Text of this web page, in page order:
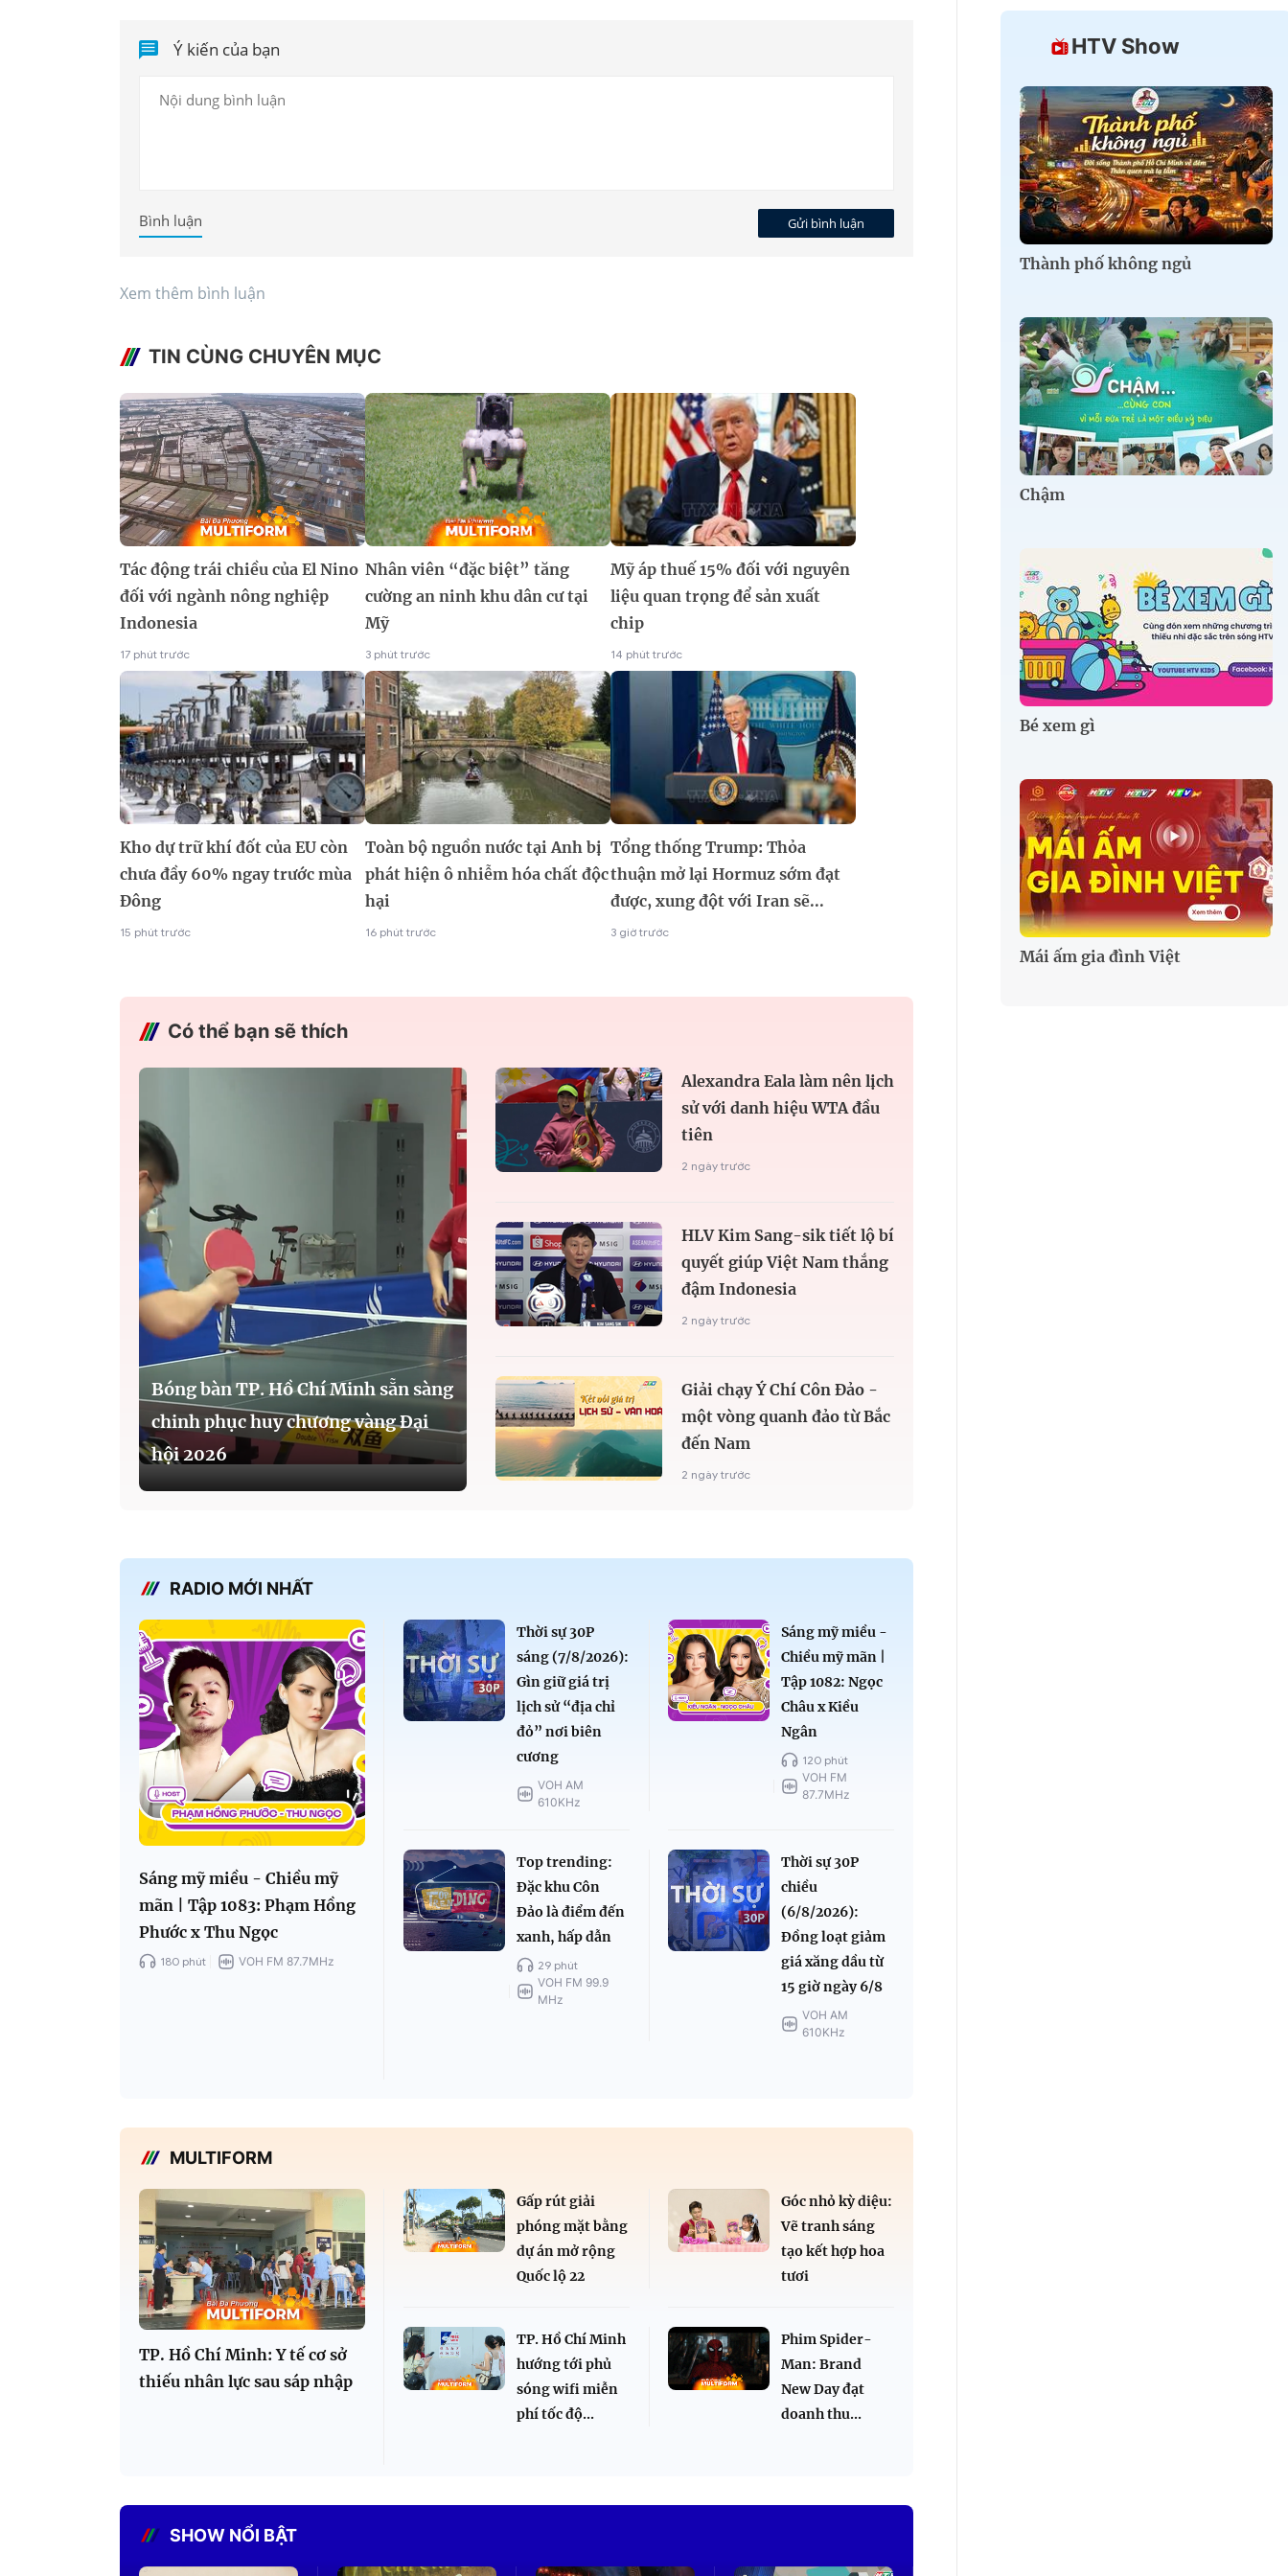
Ý kiến của bạn
Gửi bình luận
Bình luận
Xem thêm bình luận
TIN CÙNG CHUYÊN MỤC
Tác động trái chiều của El Nino
đối với ngành nông nghiệp
Indonesia
17 phút trước
Nhân viên “đặc biệt” tăng
cường an ninh khu dân cư tại
Mỹ
3 phút trước
Mỹ áp thuế 15% đối với nguyên
liệu quan trọng để sản xuất
chip
14 phút trước
Kho dự trữ khí đốt của EU còn
chưa đầy 60% ngay trước mùa
Đông
15 phút trước
Toàn bộ nguồn nước tại Anh bị
phát hiện ô nhiễm hóa chất độc
hại
16 phút trước
Tổng thống Trump: Thỏa
thuận mở lại Hormuz sớm đạt
được, xung đột với Iran sẽ...
3 giờ trước
Có thể bạn sẽ thích
Bóng bàn TP. Hồ Chí Minh sẵn sàng
chinh phục huy chương vàng Đại
hội 2026
Alexandra Eala làm nên lịch
sử với danh hiệu WTA đầu
tiên
2 ngày trước
HLV Kim Sang-sik tiết lộ bí
quyết giúp Việt Nam thắng
đậm Indonesia
2 ngày trước
Giải chạy Ý Chí Côn Đảo -
một vòng quanh đảo từ Bắc
đến Nam
2 ngày trước
RADIO MỚI NHẤT
Sáng mỹ miều - Chiều mỹ
mãn | Tập 1083: Phạm Hồng
Phước x Thu Ngọc
180 phút VOH FM 87.7MHz
Thời sự 30P
sáng (7/8/2026):
Gìn giữ giá trị
lịch sử “địa chỉ
đỏ” nơi biên
cương
VOH AM
610KHz
Sáng mỹ miều -
Chiều mỹ mãn |
Tập 1082: Ngọc
Châu x Kiều
Ngân
120 phút
VOH FM
87.7MHz
Top trending:
Đặc khu Côn
Đảo là điểm đến
xanh, hấp dẫn
29 phút
VOH FM 99.9
MHz
Thời sự 30P
chiều
(6/8/2026):
Đồng loạt giảm
giá xăng dầu từ
15 giờ ngày 6/8
VOH AM
610KHz
MULTIFORM
TP. Hồ Chí Minh: Y tế cơ sở
thiếu nhân lực sau sáp nhập
Gấp rút giải
phóng mặt bằng
dự án mở rộng
Quốc lộ 22
Góc nhỏ kỳ diệu:
Vẽ tranh sáng
tạo kết hợp hoa
tươi
TP. Hồ Chí Minh
hướng tới phủ
sóng wifi miễn
phí tốc độ...
Phim Spider-
Man: Brand
New Day đạt
doanh thu...
SHOW NỔI BẬT
HTV Show
Thành phố không ngủ
Chậm
Bé xem gì
Mái ấm gia đình Việt